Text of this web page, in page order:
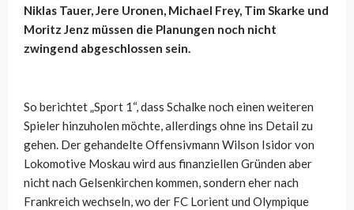
Niklas Tauer, Jere Uronen, Michael Frey, Tim Skarke und
Moritz Jenz müssen die Planungen noch nicht
zwingend abgeschlossen sein.
So berichtet „Sport 1“, dass Schalke noch einen weiteren
Spieler hinzuholen möchte, allerdings ohne ins Detail zu
gehen. Der gehandelte Offensivmann Wilson Isidor von
Lokomotive Moskau wird aus finanziellen Gründen aber
nicht nach Gelsenkirchen kommen, sondern eher nach
Frankreich wechseln, wo der FC Lorient und Olympique